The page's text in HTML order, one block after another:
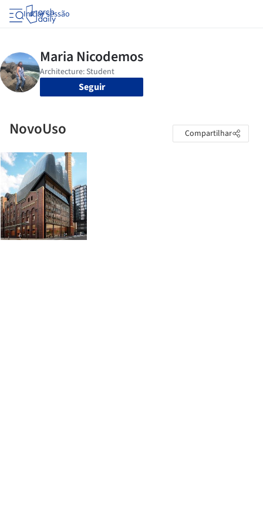
Iniciar sessão
Seguir
NovoUso Compartilhar